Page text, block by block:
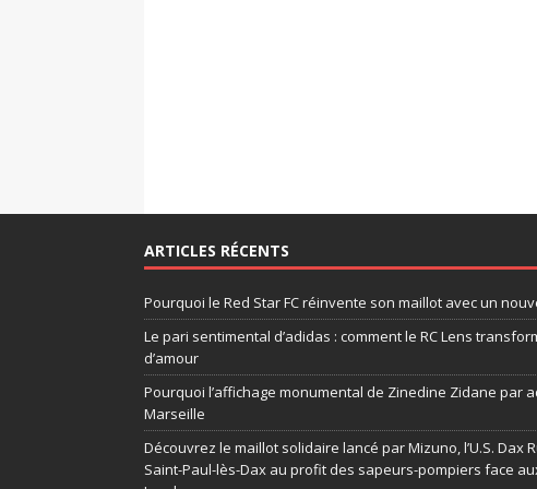
ARTICLES RÉCENTS
Pourquoi le Red Star FC réinvente son maillot avec un
Le pari sentimental d’adidas : comment le RC Lens
d’amour
Pourquoi l’affichage monumental de Zinedine Zidane par
Marseille
Découvrez le maillot solidaire lancé par Mizuno, l’U.S. Dax
Saint-Paul-lès-Dax au profit des sapeurs-pompiers face